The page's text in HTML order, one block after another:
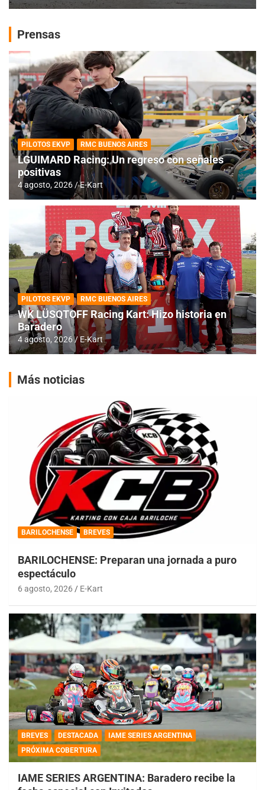
Prensas
PILOTOS EKVP RMC BUENOS AIRES
LGUIMARD Racing: Un regreso con señales
positivas
4 agosto, 2026 E-Kart
PILOTOS EKVP RMC BUENOS AIRES
WK LÜSQTOFF Racing Kart: Hizo historia en
Baradero
4 agosto, 2026 E-Kart
Más noticias
BARILOCHENSE BREVES
BARILOCHENSE: Preparan una jornada a puro
espectáculo
6 agosto, 2026 E-Kart
BREVES DESTACADA
IAME SERIES ARGENTINA
PRÓXIMA COBERTURA
IAME SERIES ARGENTINA: Baradero recibe la